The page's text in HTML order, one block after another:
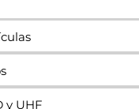
y UHF